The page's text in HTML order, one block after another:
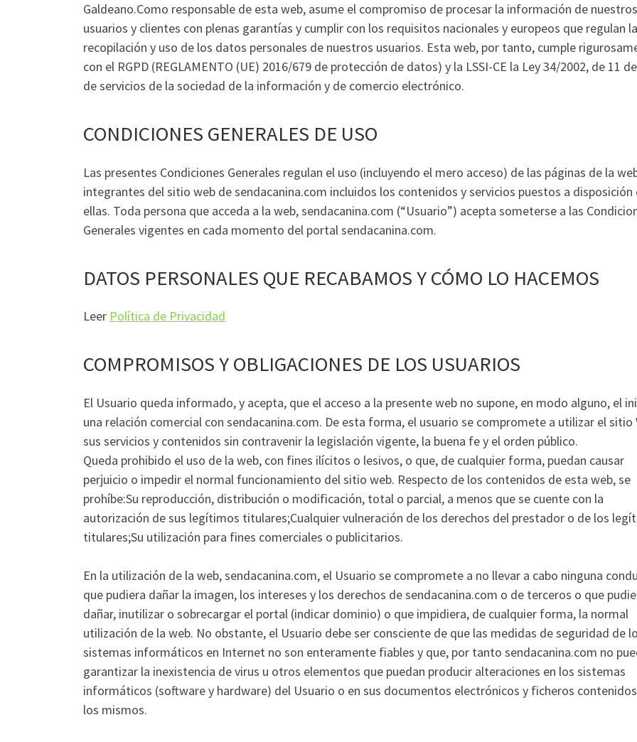
Galdeano.Como responsable de esta web, asume el compromiso de procesar la información de nuestros
usuarios y clientes con plenas garantías y cumplir con los requisitos nacionales y europeos que regulan la
recopilación y uso de los datos personales de nuestros usuarios. Esta web, por tanto, cumple
con el RGPD (REGLAMENTO (UE) 2016/679 de protección de datos) y la LSSI-CE la Ley 34/2002, de 11
de servicios de la sociedad de la información y de comercio electrónico.
CONDICIONES GENERALES DE USO
Las presentes Condiciones Generales regulan el uso (incluyendo el mero acceso) de las páginas de la
integrantes del sitio web de sendacanina.com incluidos los contenidos y servicios puestos a disposición
ellas. Toda persona que acceda a la web, sendacanina.com (“Usuario”) acepta someterse a las
Generales vigentes en cada momento del portal sendacanina.com.
DATOS PERSONALES QUE RECABAMOS Y CÓMO LO HACEMOS
Leer Política de Privacidad
COMPROMISOS Y OBLIGACIONES DE LOS USUARIOS
El Usuario queda informado, y acepta, que el acceso a la presente web no supone, en modo alguno, el
una relación comercial con sendacanina.com. De esta forma, el usuario se compromete a utilizar el sitio
sus servicios y contenidos sin contravenir la legislación vigente, la buena fe y el orden público.
Queda prohibido el uso de la web, con fines ilícitos o lesivos, o que, de cualquier forma, puedan causar
perjuicio o impedir el normal funcionamiento del sitio web. Respecto de los contenidos de esta web, se
prohíbe:Su reproducción, distribución o modificación, total o parcial, a menos que se cuente con la
autorización de sus legítimos titulares;Cualquier vulneración de los derechos del prestador o de los
titulares;Su utilización para fines comerciales o publicitarios.
En la utilización de la web, sendacanina.com, el Usuario se compromete a no llevar a cabo ninguna
que pudiera dañar la imagen, los intereses y los derechos de sendacanina.com o de terceros o que
dañar, inutilizar o sobrecargar el portal (indicar dominio) o que impidiera, de cualquier forma, la normal
utilización de la web. No obstante, el Usuario debe ser consciente de que las medidas de seguridad de
sistemas informáticos en Internet no son enteramente fiables y que, por tanto sendacanina.com no
garantizar la inexistencia de virus u otros elementos que puedan producir alteraciones en los sistemas
informáticos (software y hardware) del Usuario o en sus documentos electrónicos y ficheros
los mismos.